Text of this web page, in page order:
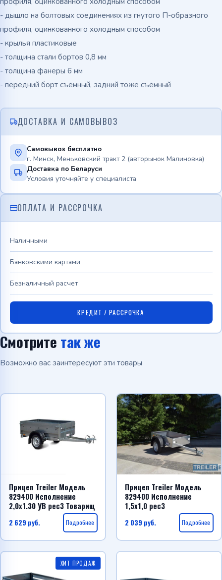
- дышло на болтовых соединениях из гнутого П-образного
профиля, оцинкованного холодным способом
- крылья пластиковые
- толщина стали бортов 0,8 мм
- толщина фанеры 6 мм
- передний борт съёмный, задний тоже съёмный
ДОСТАВКА И САМОВЫВОЗ
Самовывоз бесплатно
г. Минск, Меньковский тракт 2 (авторынок Малиновка)
Доставка по Беларуси
Условия уточняйте у специалиста
ОПЛАТА И РАССРОЧКА
Наличными
Банковскими картами
Безналичный расчет
КРЕДИТ / РАССРОЧКА
Смотрите так же
Возможно вас заинтересуют эти товары
Прицеп Treiler Модель
829400 Исполнение
2,0х1.30 УВ рес3 Товарищ
2 629 руб. Подробнее
Прицеп Treiler Модель
829400 Исполнение
1,5х1,0 рес3
2 039 руб. Подробнее
ХИТ ПРОДАЖ